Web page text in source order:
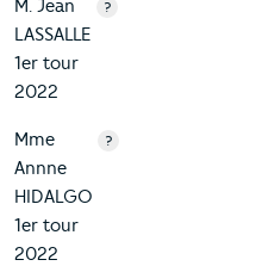
M. Jean
LASSALLE
1er tour
2022
?
Mme
Annne
HIDALGO
1er tour
2022
?